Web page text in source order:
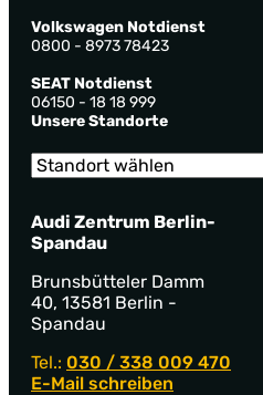
Volkswagen Notdienst
0800 - 8973 78423
SEAT Notdienst
06150 - 18 18 999
Unsere Standorte
Audi Zentrum Berlin-
Spandau
Brunsbütteler Damm
40, 13581 Berlin -
Spandau
Tel.: 030 / 338 009 470
E-Mail schreiben